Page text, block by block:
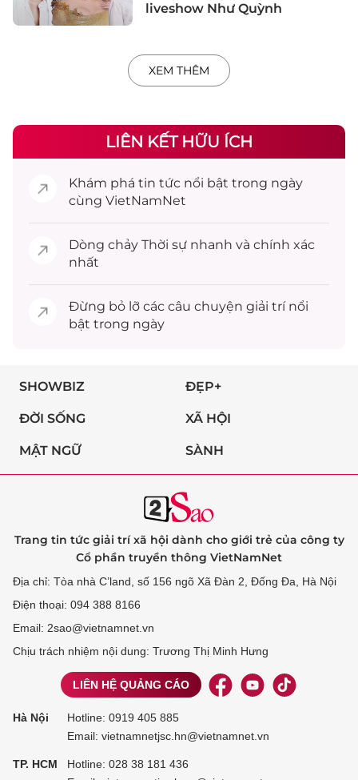
liveshow Như Quỳnh
XEM THÊM
LIÊN KẾT HỮU ÍCH
Khám phá tin tức nổi bật trong ngày
cùng VietNamNet
Dòng chảy Thời sự nhanh và chính xác
nhất
Đừng bỏ lỡ các câu chuyện giải trínổi
bật trong ngày
SHOWBIZ ĐẸP+
ĐỜI SỐNG XÃ HỘI
MẬT NGỮ SÀNH
Trang tin tức giải trí xã hội dành cho giới trẻ của công ty
Cổ phần truyền thông VietNamNet
Địa chỉ: Tòa nhà C’land, số 156 ngõ Xã Đàn 2, Đống Đa, Hà Nội
Điện thoại: 094 388 8166
Email: 2sao@vietnamnet.vn
Chịu trách nhiệm nội dung: Trương Thị Minh Hưng
LIÊN HỆ QUẢNG CÁO
Hà Nội Hotline: 0919 405 885
Email: vietnamnetjsc.hn@vietnamnet.vn
TP. HCM Hotline: 028 38 181 436